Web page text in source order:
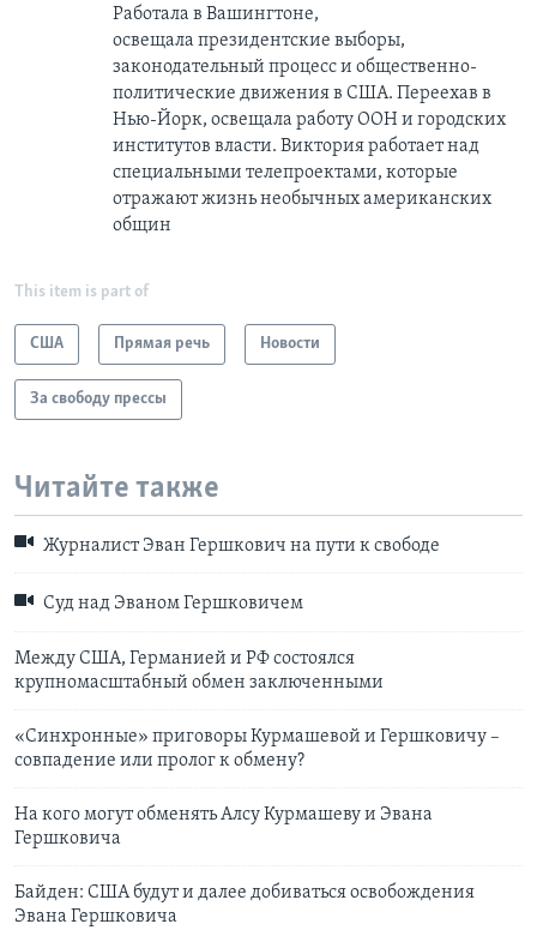
Работала в Вашингтоне,
освещала президентские выборы,
законодательный процесс и общественно-
политические движения в США. Переехав в
Нью-Йорк, освещала работу ООН и городских
институтов власти. Виктория работает над
специальными телепроектами, которые
отражают жизнь необычных американских
общин
This item is part of
США Прямая речь Новости
За свободу прессы
Читайте также
Журналист Эван Гершкович на пути к свободе
Суд над Эваном Гершковичем
Между США, Германией и РФ состоялся
крупномасштабный обмен заключенными
«Синхронные» приговоры Курмашевой и Гершковичу –
совпадение или пролог к обмену?
На кого могут обменять Алсу Курмашеву и Эвана
Гершковича
Байден: США будут и далее добиваться освобождения
Эвана Гершковича